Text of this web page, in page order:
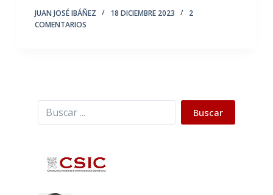
JUAN JOSÉ IBÁÑEZ 18 DICIEMBRE 2023
2
COMENTARIOS
Buscar Buscar